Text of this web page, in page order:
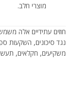
מוצרי חלב.
חוזים עתידיים אלה
נגד סיכונים, השקעות
משקיעים, חקלאים,